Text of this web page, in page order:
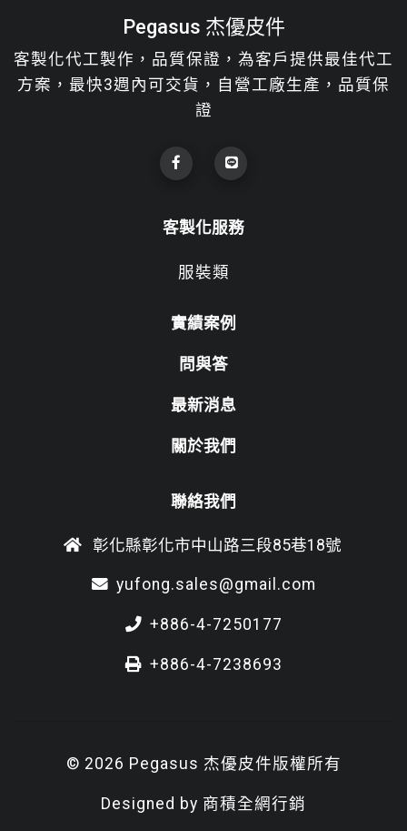
Pegasus 杰優皮件
客製化代工製作，品質保證，為客戶提供最佳代工
方案，最快3週內可交貨，自營工廠生產，品質保
證
客製化服務
服裝類
實績案例
問與答
最新消息
關於我們
聯絡我們
彰化縣彰化市中山路三段85巷18號
yufong.sales@gmail.com
+886-4-7250177
+886-4-7238693
© 2026 Pegasus 杰優皮件版權所有
Designed by 商積全網行銷